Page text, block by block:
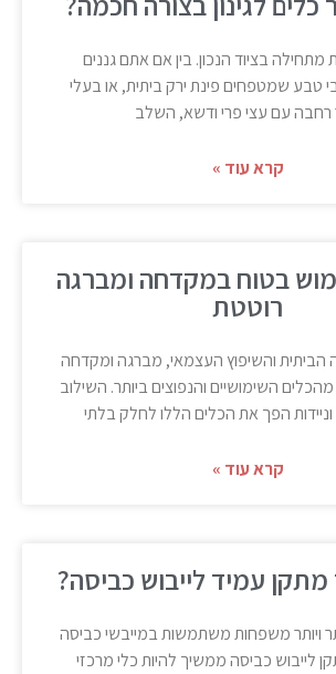
בציוד הנכון. בין אם אתם גננים
שמטפחים פינת ירק ביתית, או בעלי
עם עצי פרי ודשא, השלב
קרא עוד »
בטוח במקדחה ומברגה
רוטטת
והשיפוץ העצמאי, מברגה ומקדחה
השימושיים והנפוצים ביותר. השילוב
הפך את הכלים הללו לחלק בלתי
קרא עוד »
עמיד לייבוש כביסה?
ויותר משפחות משתמשות במייבשי כביסה
כביסה ממשיך להיות כלי מרכזי